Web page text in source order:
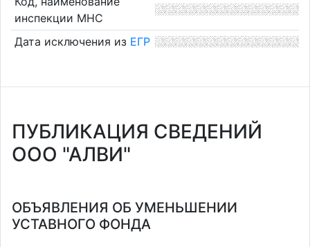
инспекции МНС
Дата исключения из ЕГР
ПУБЛИКАЦИЯ СВЕДЕНИЙ
ООО "АЛВИ"
ОБЪЯВЛЕНИЯ ОБ УМЕНЬШЕНИИ
УСТАВНОГО ФОНДА